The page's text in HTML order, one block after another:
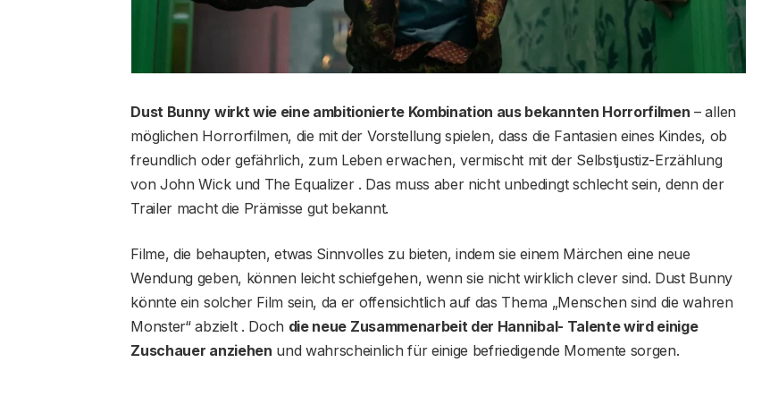
Dust Bunny wirkt wie eine ambitionierte Kombination aus bekannten Horrorfilmen – allen
möglichen Horrorfilmen, die mit der Vorstellung spielen, dass die Fantasien eines Kindes, ob
freundlich oder gefährlich, zum Leben erwachen, vermischt mit der Selbstjustiz-Erzählung
von John Wick und The Equalizer . Das muss aber nicht unbedingt schlecht sein, denn der
Trailer macht die Prämisse gut bekannt.
Filme, die behaupten, etwas Sinnvolles zu bieten, indem sie einem Märchen eine neue
Wendung geben, können leicht schiefgehen, wenn sie nicht wirklich clever sind. Dust Bunny
könnte ein solcher Film sein, da er offensichtlich auf das Thema „Menschen sind die wahren
Monster“ abzielt . Doch die neue Zusammenarbeit der Hannibal- Talente wird einige
Zuschauer anziehen und wahrscheinlich für einige befriedigende Momente sorgen.